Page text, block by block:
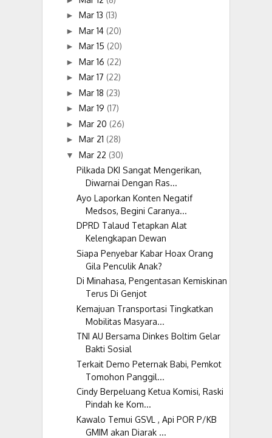
► Mar 13 (13)
► Mar 14 (20)
► Mar 15 (20)
► Mar 16 (22)
► Mar 17 (22)
► Mar 18 (23)
► Mar 19 (17)
► Mar 20 (26)
► Mar 21 (28)
▼ Mar 22 (30)
Pilkada DKI Sangat Mengerikan,
Diwarnai Dengan Ras...
Ayo Laporkan Konten Negatif
Medsos, Begini Caranya...
DPRD Talaud Tetapkan Alat
Kelengkapan Dewan
Siapa Penyebar Kabar Hoax Orang
Gila Penculik Anak?
Di Minahasa, Pengentasan Kemiskinan
Terus Di Genjot
Kemajuan Transportasi Tingkatkan
Mobilitas Masyara...
TNI AU Bersama Dinkes Boltim Gelar
Bakti Sosial
Terkait Demo Peternak Babi, Pemkot
Tomohon Panggil...
Cindy Berpeluang Ketua Komisi, Raski
Pindah ke Kom...
Kawalo Temui GSVL , Api POR P/KB
GMIM akan Diarak ...